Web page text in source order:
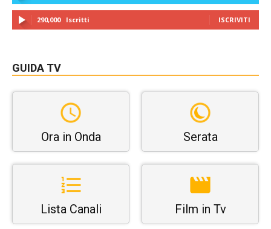
290,000 Iscritti ISCRIVITI
GUIDA TV
Ora in Onda Serata
Lista Canali Film in Tv